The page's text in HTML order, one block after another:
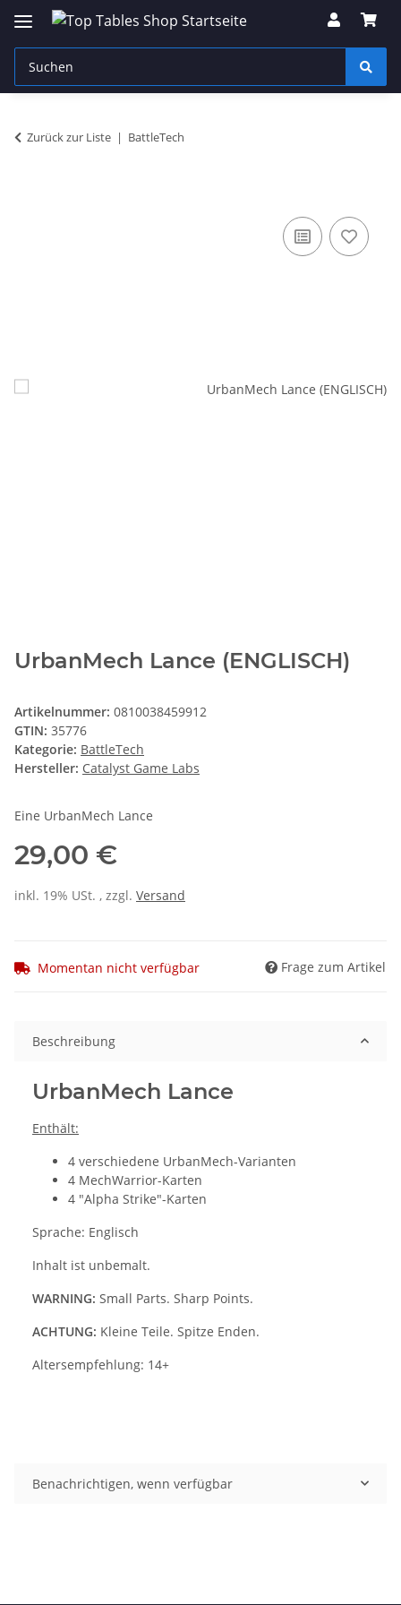
Zurück zur Liste BattleTech
UrbanMech Lance (ENGLISCH)
Artikelnummer: 0810038459912
GTIN: 35776
Kategorie: BattleTech
Hersteller: Catalyst Game Labs
Eine UrbanMech Lance
29,00 €
inkl. 19% USt. , zzgl. Versand
Momentan nicht verfügbar Frage zum Artikel
Beschreibung
UrbanMech Lance
Enthält:
4 verschiedene UrbanMech-Varianten
4 MechWarrior-Karten
4 "Alpha Strike"-Karten
Sprache: Englisch
Inhalt ist unbemalt.
WARNING: Small Parts. Sharp Points.
ACHTUNG: Kleine Teile. Spitze Enden.
Altersempfehlung: 14+
Benachrichtigen, wenn verfügbar